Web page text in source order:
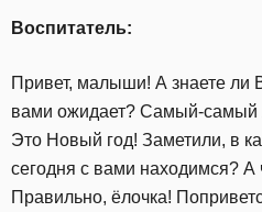
Воспитатель:
Привет, малыши! А знаете ли
вами ожидает? Самый-самый
Это Новый год! Заметили, в
сегодня с вами находимся? А
Правильно, ёлочка!